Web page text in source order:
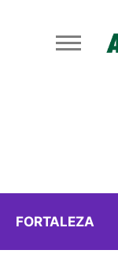
FORTALEZA